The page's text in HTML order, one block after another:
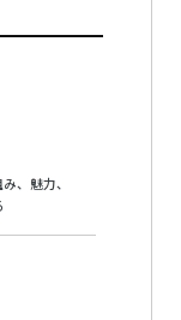
、魅力、